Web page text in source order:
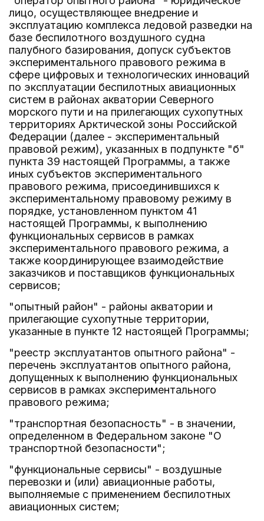
лицо, осуществляющее внедрение и
эксплуатацию комплекса ледовой разведки на
базе беспилотного воздушного судна
палубного базирования, допуск субъектов
экспериментального правового режима в
сфере цифровых и технологических инноваций
по эксплуатации беспилотных авиационных
систем в районах акватории Северного
морского пути и на прилегающих сухопутных
территориях Арктической зоны Российской
Федерации (далее - экспериментальный
правовой режим), указанных в подпункте "б"
пункта 39 настоящей Программы, а также
иных субъектов экспериментального
правового режима, присоединившихся к
экспериментальному правовому режиму в
порядке, установленном пунктом 41
настоящей Программы, к выполнению
функциональных сервисов в рамках
экспериментального правового режима, а
также координирующее взаимодействие
заказчиков и поставщиков функциональных
сервисов;
"опытный район" - районы акватории и
прилегающие сухопутные территории,
указанные в пункте 12 настоящей Программы;
"реестр эксплуатантов опытного района" -
перечень эксплуатантов опытного района,
допущенных к выполнению функциональных
сервисов в рамках экспериментального
правового режима;
"транспортная безопасность" - в значении,
определенном в Федеральном законе "О
транспортной безопасности";
"функциональные сервисы" - воздушные
перевозки и (или) авиационные работы,
выполняемые с применением беспилотных
авиационных систем;